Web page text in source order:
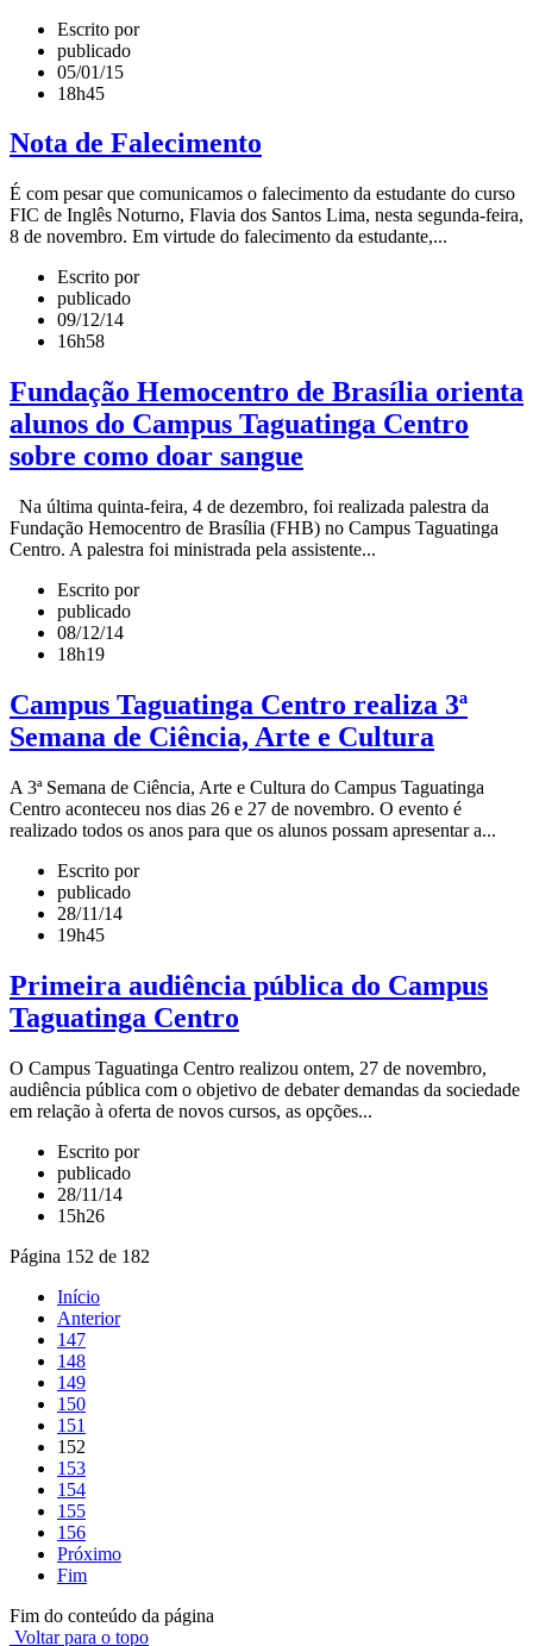
Escrito por
publicado
05/01/15
18h45
Nota de Falecimento
É com pesar que comunicamos o falecimento da estudante do curso
FIC de Inglês Noturno, Flavia dos Santos Lima, nesta segunda-feira,
8 de novembro. Em virtude do falecimento da estudante,...
Escrito por
publicado
09/12/14
16h58
Fundação Hemocentro de Brasília orienta
alunos do Campus Taguatinga Centro
sobre como doar sangue
Na última quinta-feira, 4 de dezembro, foi realizada palestra da
Fundação Hemocentro de Brasília (FHB) no Campus Taguatinga
Centro. A palestra foi ministrada pela assistente...
Escrito por
publicado
08/12/14
18h19
Campus Taguatinga Centro realiza 3ª
Semana de Ciência, Arte e Cultura
A 3ª Semana de Ciência, Arte e Cultura do Campus Taguatinga
Centro aconteceu nos dias 26 e 27 de novembro. O evento é
realizado todos os anos para que os alunos possam apresentar a...
Escrito por
publicado
28/11/14
19h45
Primeira audiência pública do Campus
Taguatinga Centro
O Campus Taguatinga Centro realizou ontem, 27 de novembro,
audiência pública com o objetivo de debater demandas da sociedade
em relação à oferta de novos cursos, as opções...
Escrito por
publicado
28/11/14
15h26
Página 152 de 182
Início
Anterior
147
148
149
150
151
152
153
154
155
156
Próximo
Fim
Fim do conteúdo da página
Voltar para o topo